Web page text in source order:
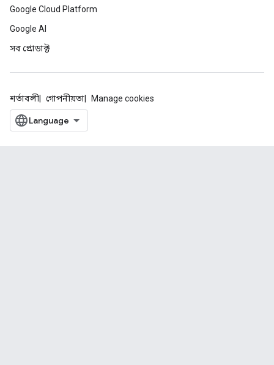
Google Cloud Platform
Google AI
সব প্রোডাক্ট
শর্তাবলী গোপনীয়তা Manage cookies